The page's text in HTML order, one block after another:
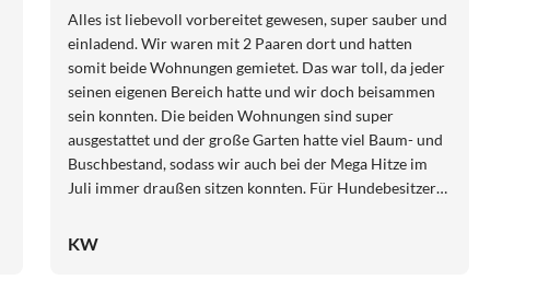
Alles ist liebevoll vorbereitet gewesen, super sauber und
einladend. Wir waren mit 2 Paaren dort und hatten
somit beide Wohnungen gemietet. Das war toll, da jeder
seinen eigenen Bereich hatte und wir doch beisammen
sein konnten. Die beiden Wohnungen sind super
ausgestattet und der große Garten hatte viel Baum- und
Buschbestand, sodass wir auch bei der Mega Hitze im
Juli immer draußen sitzen konnten. Für Hundebesitzer
eingezäunt ist und die Hunde stromern konnten, ohne
KW